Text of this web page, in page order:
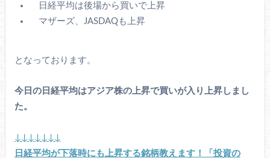
日経平均は後場から買いで上昇
マザーズ、JASDAQも上昇
となっております。
今日の日経平均はアジア株の上昇で買いが入り上昇しまし
た。
↓↓↓↓↓↓↓
日経平均が下落時にも上昇する銘柄教えます！「投資の